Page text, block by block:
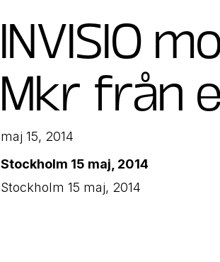
INVISIO
Mkr från
maj 15, 2014
Stockholm 15 maj, 2014
Stockholm 15 maj, 2014